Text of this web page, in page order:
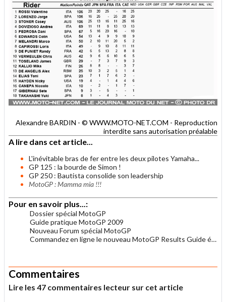
Alexandre BARDIN - © WWW.MOTO-NET.COM - Reproduction
interdite sans autorisation préalable
A lire dans cet article...
L'inévitable bras de fer entre les deux pilotes Yamaha...
GP 125 : la bourde de Simon !
GP 250 : Bautista consolide son leadership
MotoGP : Mamma mia !!!
Pour en savoir plus...:
Dossier spécial MotoGP
Guide pratique MotoGP 2009
Nouveau Forum spécial MotoGP
Commandez en ligne le nouveau MotoGP Results Guide édition 2009
Commentaires
Lire les 47 commentaires lecteur sur cet article